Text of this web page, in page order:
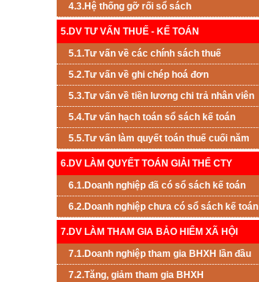
4.3.Hệ thống gỡ rối sổ sách
5.DV TƯ VẤN THUẾ - KẾ TOÁN
5.1.Tư vấn về các chính sách thuế
5.2.Tư vấn về ghi chép hoá đơn
5.3.Tư vấn về tiền lương chi trả nhân viên
5.4.Tư vấn hạch toán sổ sách kế toán
5.5.Tư vấn làm quyết toán thuế cuối năm
6.DV LÀM QUYẾT TOÁN GIẢI THỂ CTY
6.1.Doanh nghiệp đã có sổ sách kế toán
6.2.Doanh nghiệp chưa có sổ sách kế toán
7.DV LÀM THAM GIA BẢO HIỂM XÃ HỘI
7.1.Doanh nghiệp tham gia BHXH lần đầu
7.2.Tăng, giảm tham gia BHXH